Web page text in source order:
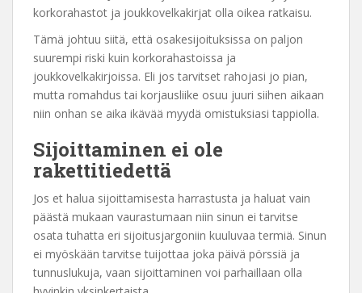
korkorahastot ja joukkovelkakirjat olla oikea ratkaisu.
Tämä johtuu siitä, että osakesijoituksissa on paljon
suurempi riski kuin korkorahastoissa ja
joukkovelkakirjoissa. Eli jos tarvitset rahojasi jo pian,
mutta romahdus tai korjausliike osuu juuri siihen aikaan
niin onhan se aika ikävää myydä omistuksiasi tappiolla.
Sijoittaminen ei ole
rakettitiedettä
Jos et halua sijoittamisesta harrastusta ja haluat vain
päästä mukaan vaurastumaan niin sinun ei tarvitse
osata tuhatta eri sijoitusjargoniin kuuluvaa termiä. Sinun
ei myöskään tarvitse tuijottaa joka päivä pörssiä ja
tunnuslukuja, vaan sijoittaminen voi parhaillaan olla